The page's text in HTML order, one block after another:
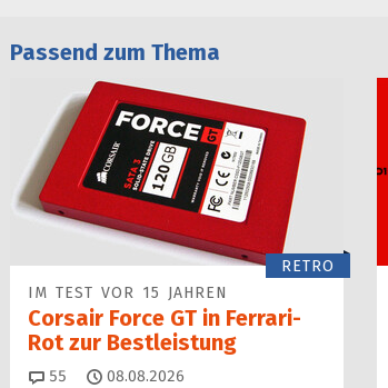
Passend zum Thema
RETRO
IM TEST VOR 15 JAHREN
Corsair Force GT in Ferrari-
Rot zur Bestleistung
55 Kommentare
08.08.2026